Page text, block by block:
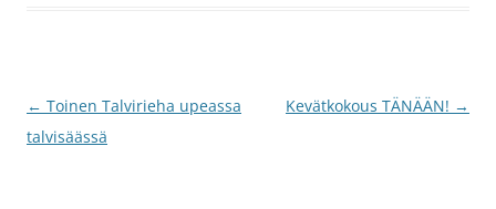
Artikkelien
selaus
← Toinen Talvirieha upeassa
talvisäässä
Kevätkokous TÄNÄÄN! →